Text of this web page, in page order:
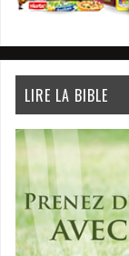
LIRE LA BIBLE